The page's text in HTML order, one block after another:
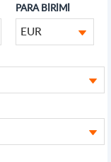
PARA BİRİMİ
EUR